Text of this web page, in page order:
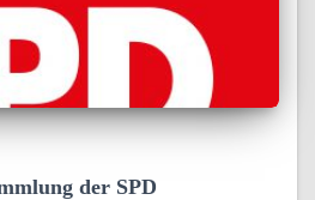
der SPD